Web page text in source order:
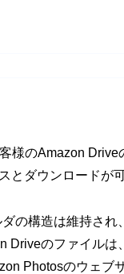
様のAmazon
とダウンロードが
の構造は維持さ
Driveのファイル
Photosのウェブ